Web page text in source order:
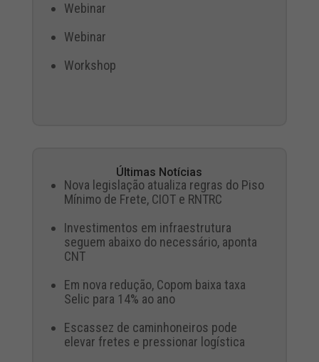
Webinar
Webinar
Workshop
Últimas Notícias
Nova legislação atualiza regras do Piso
Mínimo de Frete, CIOT e RNTRC
Investimentos em infraestrutura
seguem abaixo do necessário, aponta
CNT
Em nova redução, Copom baixa taxa
Selic para 14% ao ano
Escassez de caminhoneiros pode
elevar fretes e pressionar logística